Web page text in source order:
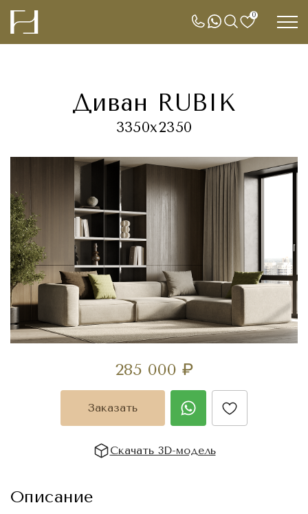
0
Диван RUBIK
3350х2350
285 000 ₽
Заказать
Скачать 3D-модель
Описание